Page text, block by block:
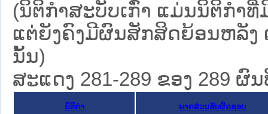
(ນິຕິກໍາສະບັບເກົ່າ ແມ່ນນິຕິກໍາ
ແຕ່ຍັງຄົງມີຜົນສັກສິດຍ້ອນຫລັງ
ນັ້ນ)
ສະແດງ 281-289 ຂອງ 289 ຜົ
ນິຕິກໍາ ພາກສ່ວນຮັບຜິດຊອບ